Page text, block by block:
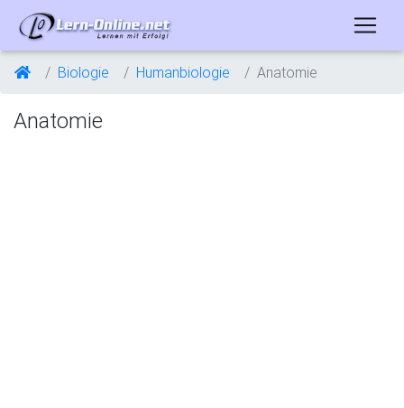
Biologie Humanbiologie Anatomie
Anatomie